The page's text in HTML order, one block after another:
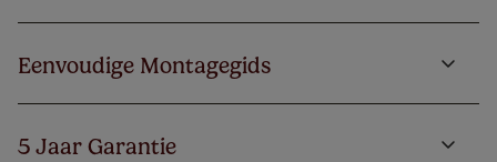
Eenvoudige Montagegids
5 Jaar Garantie